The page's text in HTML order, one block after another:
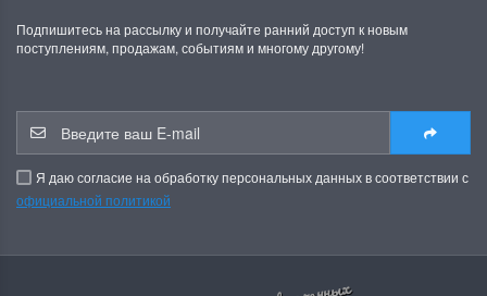
Подпишитесь на рассылку и получайте ранний доступ к новым
поступлениям, продажам, событиям и многому другому!
Я даю согласие на обработку персональных данных в соответствии с
официальной политикой